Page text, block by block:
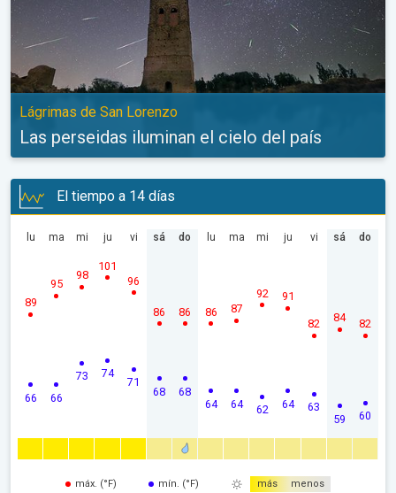
Lágrimas de San Lorenzo
Las perseidas iluminan el cielo del país
El tiempo a 14 días
lu
66
89
ma
66
95
mi
73
98
ju
74
101
vi
71
96
sá
68
86
do
68
86
lu
64
86
ma
64
87
mi
62
92
ju
64
91
vi
63
82
sá
59
84
do
60
82
máx. (°F) mín. (°F) más menos